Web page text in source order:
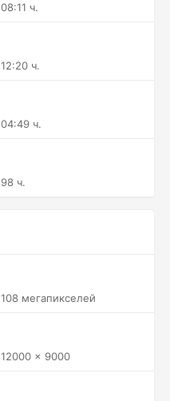
08:11 ч.
12:20 ч.
04:49 ч.
98 ч.
108 мегапикселей
12000 x 9000